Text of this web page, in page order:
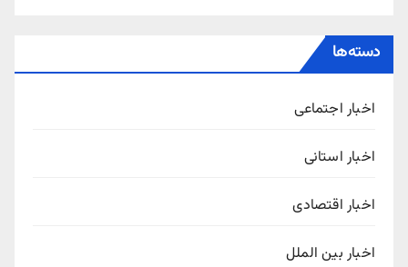
دسته‌ها
اخبار اجتماعی
اخبار استانی
اخبار اقتصادی
اخبار بین الملل